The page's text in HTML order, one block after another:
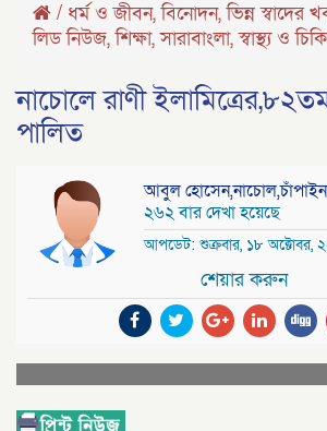
/ ধর্ম ও জীবন,বিনোদন,ভিন্ন স্বাদের
লিড নিউজ,শিক্ষা,সারাবাংলা,স্বাস্থ্য ও
নাচোলে রাণী
পালিত
আবুল
২৬২ বার দেখা হয়েছে
আপডেট: শুক্রবার, ১৮ অক্টোবর,
শেয়ার করুন